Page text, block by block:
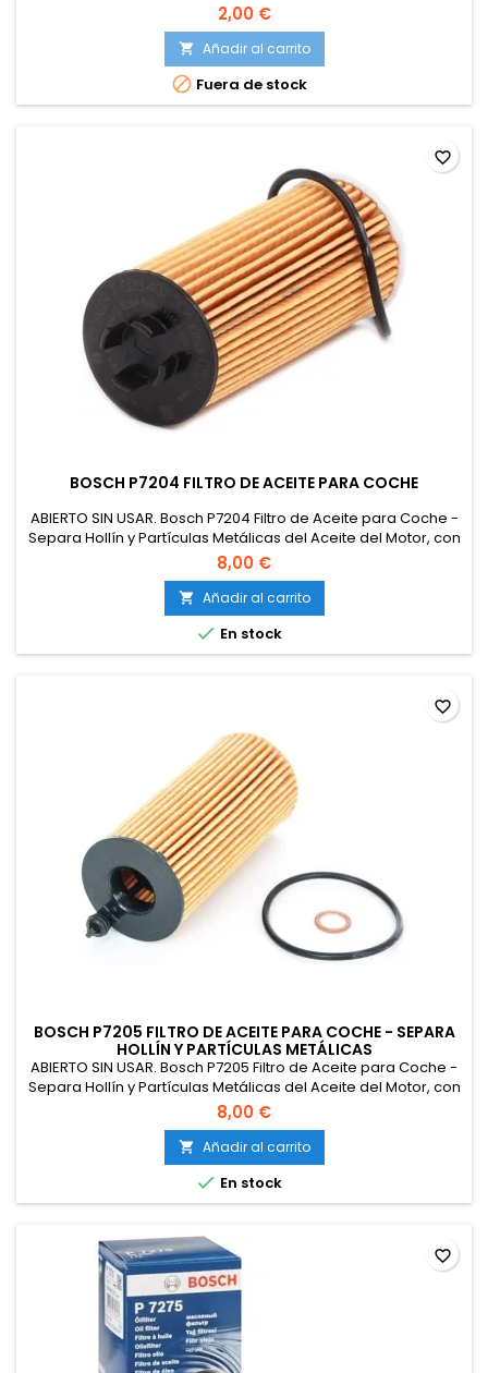
2,00 €
 Añadir al carrito
 Fuera de stock
BOSCH P7204 FILTRO DE ACEITE PARA COCHE
ABIERTO SIN USAR. Bosch P7204 Filtro de Aceite para Coche -
Separa Hollín y Partículas Metálicas del Aceite del Motor, con
una Fiable Lubricación del Motor.
8,00 €
 Añadir al carrito
 En stock
favorite_border
BOSCH P7205 FILTRO DE ACEITE PARA COCHE - SEPARA
HOLLÍN Y PARTÍCULAS METÁLICAS
ABIERTO SIN USAR. Bosch P7205 Filtro de Aceite para Coche -
Separa Hollín y Partículas Metálicas del Aceite del Motor, con
una Fiable Lubricación del Motor.
8,00 €
 Añadir al carrito
 En stock
favorite_border
favorite_border